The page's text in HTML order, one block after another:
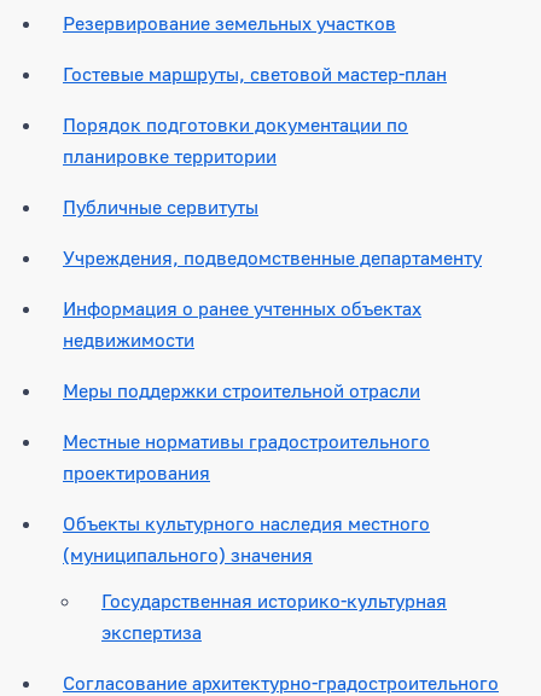
Резервирование земельных участков
Гостевые маршруты, световой мастер-план
Порядок подготовки документации по
планировке территории
Публичные сервитуты
Учреждения, подведомственные департаменту
Информация о ранее учтенных объектах
недвижимости
Меры поддержки строительной отрасли
Местные нормативы градостроительного
проектирования
Объекты культурного наследия местного
(муниципального) значения
Государственная историко-культурная
экспертиза
Согласование архитектурно-градостроительного